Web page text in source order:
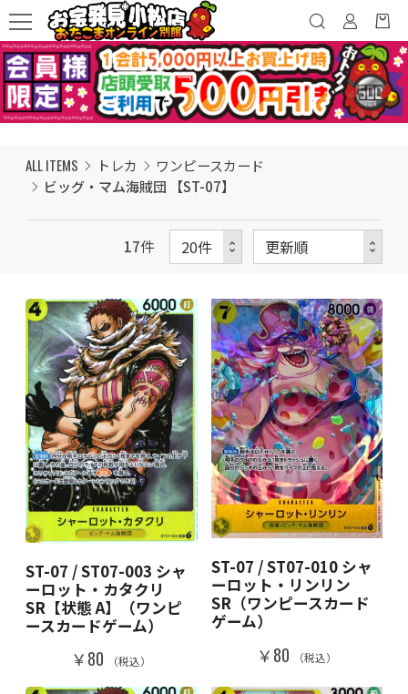
ALL ITEMS トレカ
ワンピースカード
ビッグ・マム海賊団 【ST-07】
17件
ST-07 / ST07-003 シャ
ーロット・カタクリ
SR【状態 A】（ワンピ
ースカードゲーム）
￥80 （税込）
ST-07 / ST07-010 シャ
ーロット・リンリン
SR（ワンピースカード
ゲーム）
￥80 （税込）